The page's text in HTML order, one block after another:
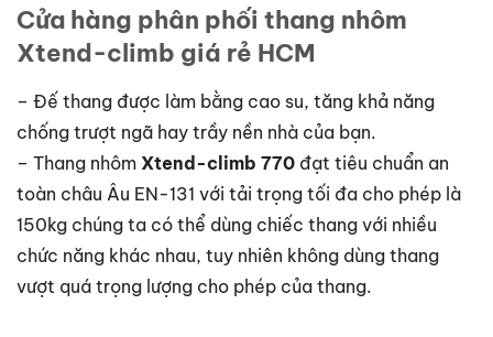
Cửa hàng phân phối thang nhôm
Xtend-climb giá rẻ HCM
– Đế thang được làm bằng cao su, tăng khả năng
chống trượt ngã hay trầy nền nhà của bạn.
– Thang nhôm Xtend-climb 770 đạt tiêu chuẩn an
toàn châu Âu EN-131 với tải trọng tối đa cho phép là
150kg chúng ta có thể dùng chiếc thang với nhiều
chức năng khác nhau, tuy nhiên không dùng thang
vượt quá trọng lượng cho phép của thang.